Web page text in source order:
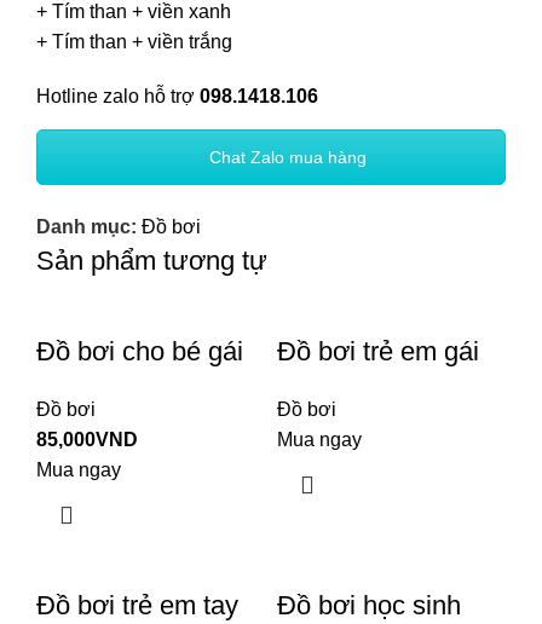
+ Tím than + viền xanh
+ Tím than + viền trắng
Hotline zalo hỗ trợ 098.1418.106
Chat Zalo mua hàng
Danh mục: Đồ bơi
Sản phẩm tương tự
Đồ bơi cho bé gái
Đồ bơi
85,000VND
Mua ngay
Đồ bơi trẻ em gái
Đồ bơi
Mua ngay
Đồ bơi trẻ em tay
Đồ bơi học sinh